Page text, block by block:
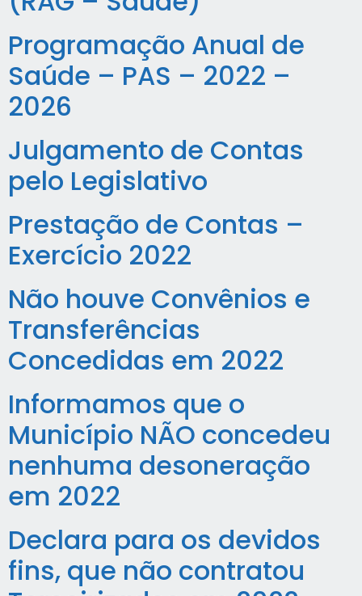
Programação Anual de
Saúde – PAS – 2022 –
2026
Julgamento de Contas
pelo Legislativo
Prestação de Contas –
Exercício 2022
Não houve Convênios e
Transferências
Concedidas em 2022
Informamos que o
Município NÃO concedeu
nenhuma desoneração
em 2022
Declara para os devidos
fins, que não contratou